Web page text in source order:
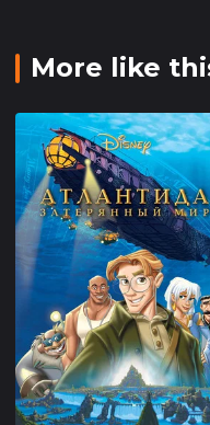
More like